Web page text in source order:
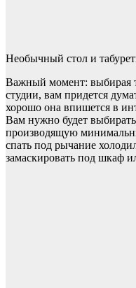
Необычный стол и
Важный момент: выбирая
студии, вам придется
хорошо она впишется в
Вам нужно будет
производящую
спать под рычание
замаскировать под шкаф